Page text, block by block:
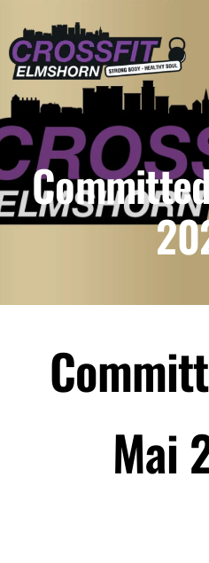
Inhalt
springen
Mai